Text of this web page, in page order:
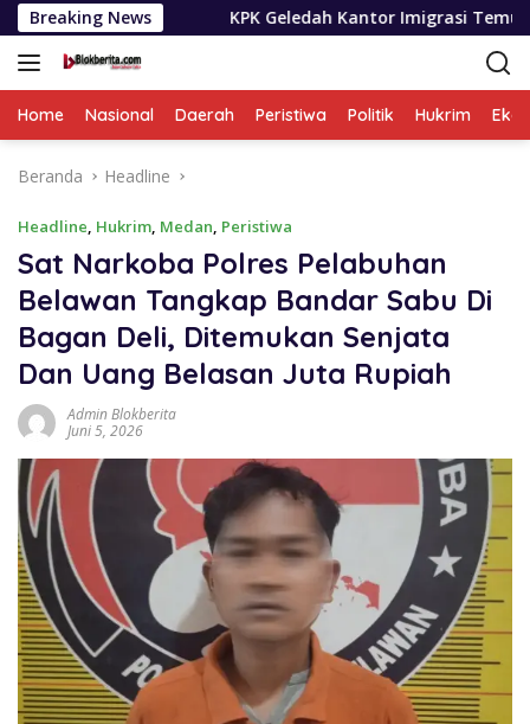
Langsung
ke
konten
Breaking News
KPK Geledah Kantor Imigrasi Temukan Dugaan
Home Nasional Daerah Peristiwa Politik Hukrim
Beranda Headline
Headline, Hukrim, Medan, Peristiwa
Sat Narkoba Polres Pelabuhan
Belawan Tangkap Bandar Sabu Di
Bagan Deli, Ditemukan Senjata
Dan Uang Belasan Juta Rupiah
Admin Blokberita
Juni 5, 2026